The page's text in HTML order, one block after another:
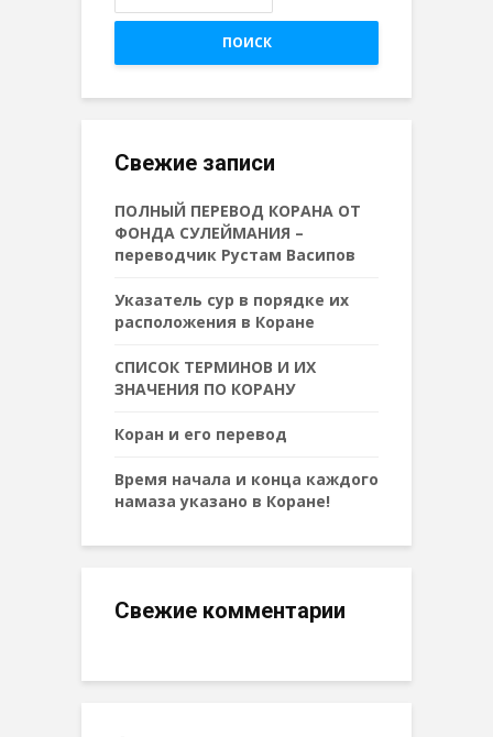
ПОИСК
Свежие записи
ПОЛНЫЙ ПЕРЕВОД КОРАНА ОТ
ФОНДА СУЛЕЙМАНИЯ –
переводчик Рустам Васипов
Указатель сур в порядке их
расположения в Коране
СПИСОК ТЕРМИНОВ И ИХ
ЗНАЧЕНИЯ ПО КОРАНУ
Коран и его перевод
Время начала и конца каждого
намаза указано в Коране!
Свежие комментарии